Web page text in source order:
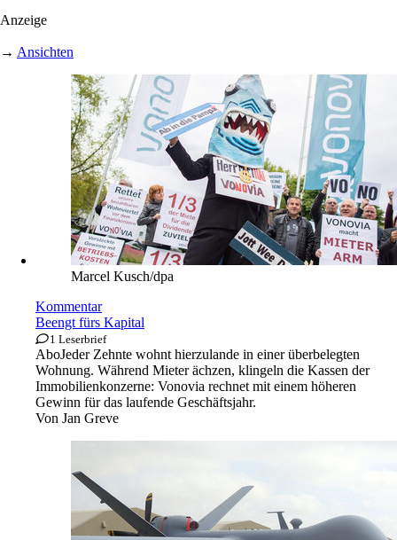
Anzeige
Ansichten
Marcel Kusch/dpa
Kommentar
Beengt fürs Kapital